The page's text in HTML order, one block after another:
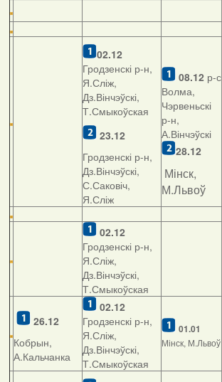
02.12
Гродзенскі р-н,
Я.Сліж,
Дз.Вінчэўскі,
Т.Смыкоўская
23.12
Гродзенскі р-н,
Дз.Вінчэўскі,
С.Саковіч,
Я.Сліж
08.12 р-с
Волма,
Чэрвеньскі
р-н,
А.Вінчэўскі
28.12
Мінск,
М.Львоў
02.12
Гродзенскі р-н,
Я.Сліж,
Дз.Вінчэўскі,
Т.Смыкоўская
26.12
Кобрын,
А.Кальчанка
02.12
Гродзенскі р-н,
Я.Сліж,
Дз.Вінчэўскі,
Т.Смыкоўская
01.01
Мінск, М.Львоў